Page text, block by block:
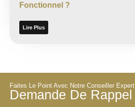
Fonctionnel ?
Lire Plus
Faites Le Point Avec Notre Conseiller Expert
Demande De Rappel